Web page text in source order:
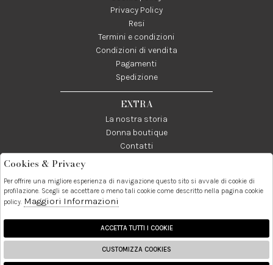
Privacy Policy
Resi
Termini e condizioni
Condizioni di vendita
Pagamenti
Spedizione
EXTRA
La nostra storia
Donna boutique
Contatti
Telefono:
089237858
Whatsapp:
3338855601
Contatti:
info@donna1981.it
Cookies & Privacy
Per offrire una migliore esperienza di navigazione questo sito si avvale di cookie di
profilazione. Scegli se accettare o meno tali cookie come descritto nella pagina cookie
policy. Maggiori Informazioni
ACCETTA TUTTI I COOKIE
CUSTOMIZZA COOKIES